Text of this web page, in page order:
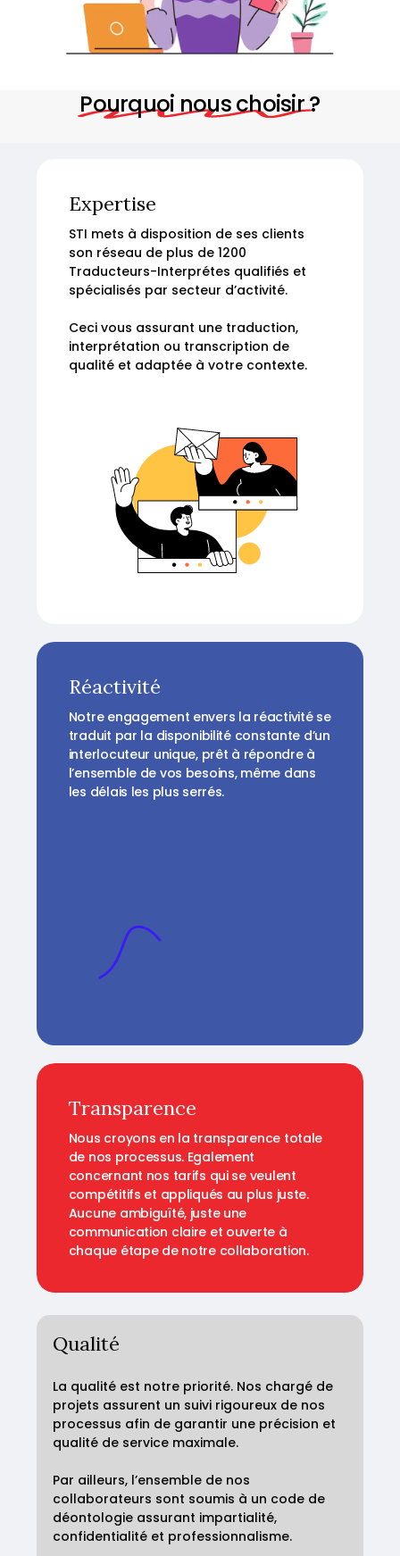
Pourquoi nous choisir ?
Expertise
STI mets à disposition de ses clients
son réseau de plus de 1200
Traducteurs-Interprétes qualifiés et
spécialisés par secteur d’activité.
Ceci vous assurant une traduction,
interprétation ou transcription de
qualité et adaptée à votre contexte.
Réactivité
Notre engagement envers la réactivité se
traduit par la disponibilité constante d’un
interlocuteur unique, prêt à répondre à
l’ensemble de vos besoins, même dans
les délais les plus serrés.
Transparence
Nous croyons en la transparence totale
de nos processus. Egalement
concernant nos tarifs qui se veulent
compétitifs et appliqués au plus juste.
Aucune ambiguïté, juste une
communication claire et ouverte à
chaque étape de notre collaboration.
Qualité
La qualité est notre priorité. Nos chargé de
projets assurent un suivi rigoureux de nos
processus afin de garantir une précision et
qualité de service maximale.
Par ailleurs, l’ensemble de nos
collaborateurs sont soumis à un code de
déontologie assurant impartialité,
confidentialité et professionnalisme.